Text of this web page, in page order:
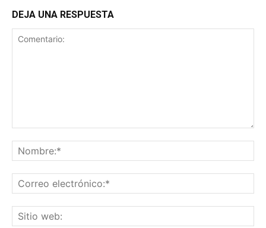
DEJA UNA RESPUESTA